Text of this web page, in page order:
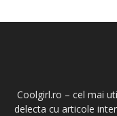
Coolgirl.ro – cel mai
delecta cu articole